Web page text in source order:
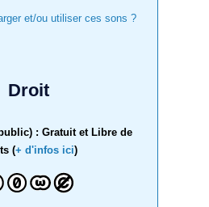
et/ou utiliser ces sons ?
Droit
: Gratuit et Libre de
(+ d'infos ici)